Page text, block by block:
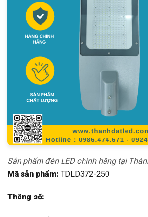
Sản phẩm đèn LED chính hãng tại
Mã sản phẩm: TDLD372-250
Thông số: